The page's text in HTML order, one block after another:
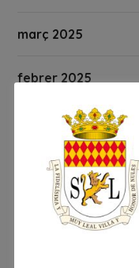
març 2025
febrer 2025
gener 2025
desembre 2024
novembre 2024